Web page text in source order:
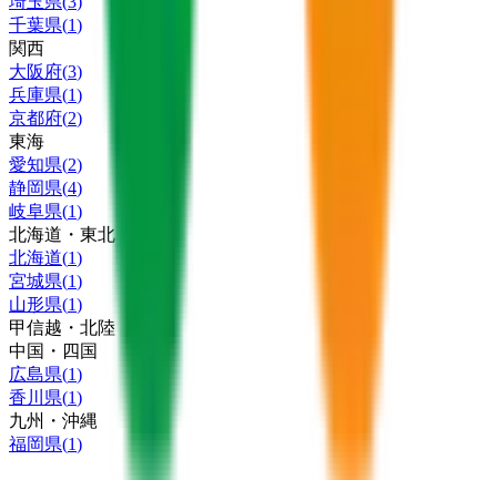
千葉県(1)
関西
大阪府(3)
兵庫県(1)
京都府(2)
東海
愛知県(2)
静岡県(4)
岐阜県(1)
北海道・東北
北海道(1)
宮城県(1)
山形県(1)
甲信越・北陸
中国・四国
広島県(1)
香川県(1)
九州・沖縄
福岡県(1)